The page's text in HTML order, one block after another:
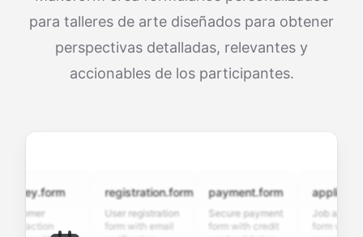
para talleres de arte diseñados para obtener
perspectivas detalladas, relevantes y
accionables de los participantes.
registration.form
User registration
form with email
payment.form
Secure payment
form with credit
Job application
form with